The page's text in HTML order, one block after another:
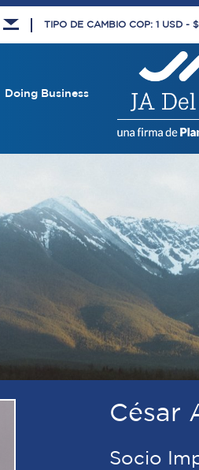
TIPO DE CAMBIO COP: 1 USD -
Doing Business
César
Socio